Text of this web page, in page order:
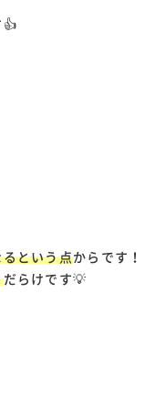
👍
という点からです！
だらけです💡